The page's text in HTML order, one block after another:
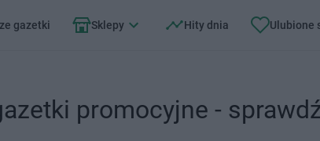
gazetki Sklepy Hity dnia Ulubione
promocyjne -